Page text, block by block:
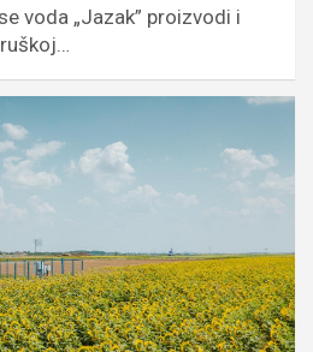
voda „Jazak” proizvodi i